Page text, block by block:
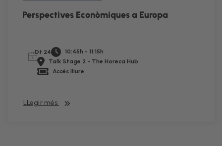
Perspectives Econòmiques a Europa
Dt 24
10:45h - 11:15h
Talk Stage 2 - The Horeca Hub
Accés lliure
LLegir més